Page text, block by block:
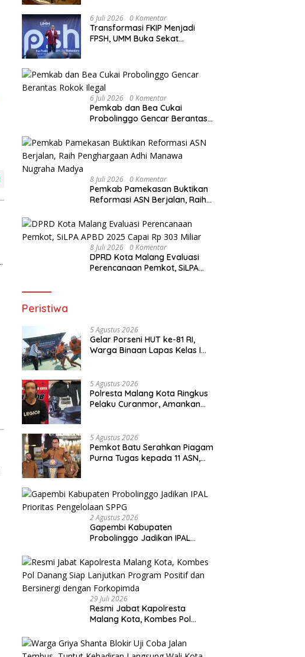
6 Juli 2026 0 Komentar
Transformasi FKIP Menjadi
FPSH, UMM Buka Sekat
6 Juli 2026 0 Komentar
Pemkab dan Bea Cukai
Probolinggo Gencar Berantas
8 Juli 2026 0 Komentar
Pemkab Pamekasan Buktikan
Reformasi ASN Berjalan, Raih
Nugraha Madya
8 Juli 2026 0 Komentar
DPRD Kota Malang Evaluasi
Perencanaan Pemkot, SiLPA
Peristiwa
5 Agustus 2026
Gelar Porseni HUT ke-81 RI,
Warga Binaan Lapas Kelas I
5 Agustus 2026
Polresta Malang Kota Ringkus
Pelaku Curanmor, Amankan
5 Agustus 2026
Pemkot Batu Serahkan Piagam
Purna Tugas kepada 11 ASN,
2 Agustus 2026
Gapembi Kabupaten
Probolinggo Jadikan IPAL
29 Juli 2026
Resmi Jabat Kapolresta
Malang Kota, Kombes Pol
Program Positif dan Bersinergi
dengan Forkopimda